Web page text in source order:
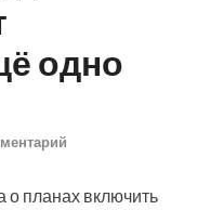
одно
о планах включить